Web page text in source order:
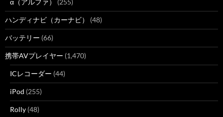
α（アルファ） (255)
ハンディナビ（カーナビ） (48)
バッテリー (66)
携帯AVプレイヤー (1,470)
ICレコーダー (44)
iPod (255)
Rolly (48)